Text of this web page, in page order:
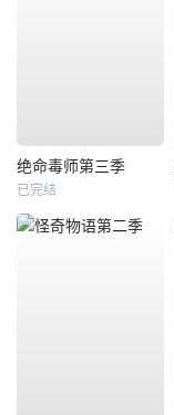
绝命毒师第三季
已完结